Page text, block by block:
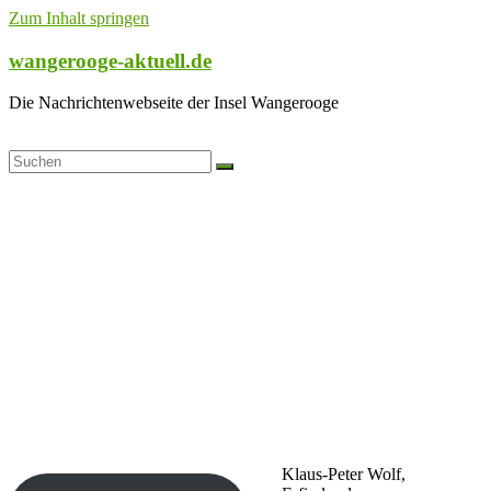
Zum Inhalt springen
wangerooge-aktuell.de
Die Nachrichtenwebseite der Insel Wangerooge
Klaus-Peter Wolf,